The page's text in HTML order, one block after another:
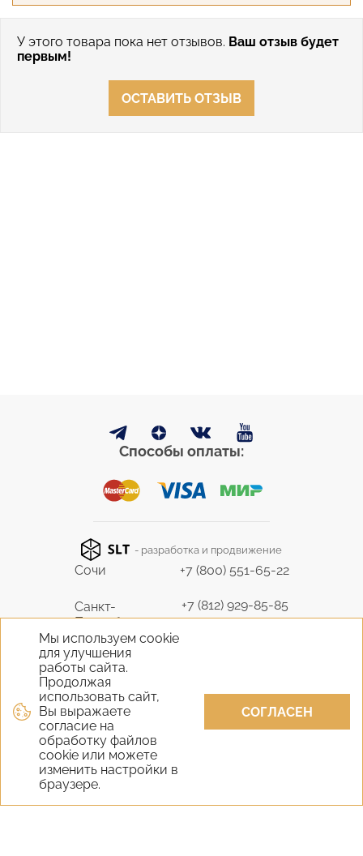
Мы используем cookie
для улучшения
работы сайта.
Продолжая
использовать сайт,
Вы выражаете
согласие на
обработку файлов
cookie или можете
изменить настройки в
браузере.
СОГЛАСЕН
У этого товара пока нет отзывов. Ваш отзыв будет
первым!
ОСТАВИТЬ ОТЗЫВ
Способы оплаты:
- разработка и продвижение
Сочи +7 (800) 551-65-22
Санкт-
Петербург
+7 (812) 929-85-85
9298585@bk.ru
Москва
Крым
+7 (978) 824-31-10
vernisage-c@mail.ru
Екатеринбург